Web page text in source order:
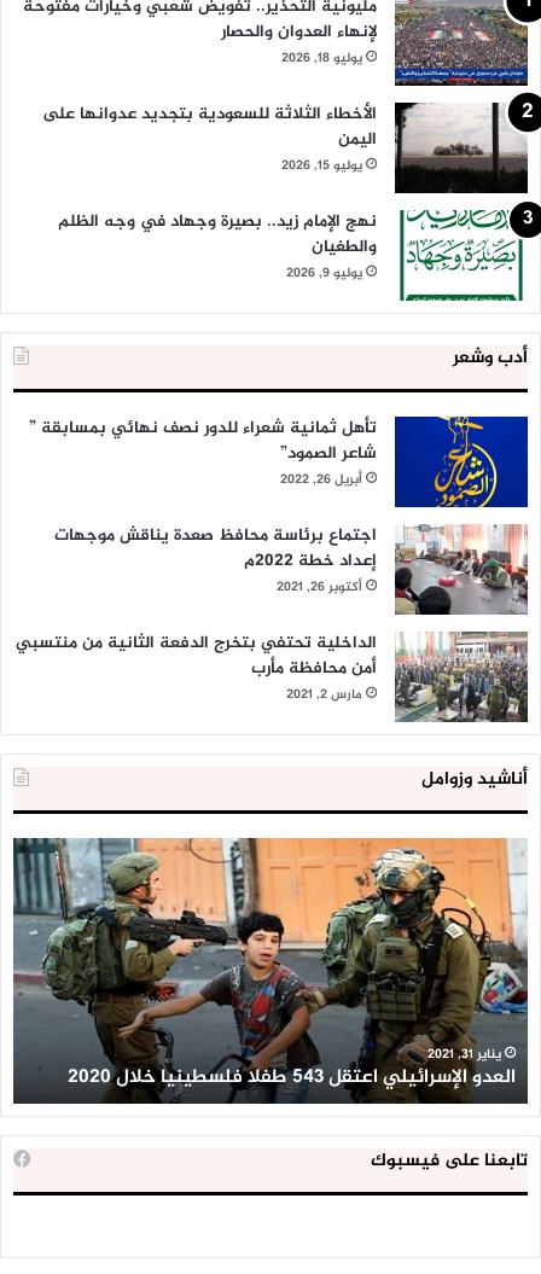
مليونية التحذير.. تفويض شعبي وخيارات مفتوحة
لإنهاء العدوان والحصار
يوليو 18, 2026
الأخطاء الثلاثة للسعودية بتجديد عدوانها على
اليمن
يوليو 15, 2026
نهج الإمام زيد.. بصيرة وجهاد في وجه الظلم
والطغيان
يوليو 9, 2026
أدب وشعر
تأهل ثمانية شعراء للدور نصف نهائي بمسابقة ”
شاعر الصمود”
أبريل 26, 2022
اجتماع برئاسة محافظ صعدة يناقش موجهات
إعداد خطة 2022م
أكتوبر 26, 2021
الداخلية تحتفي بتخرج الدفعة الثانية من منتسبي
أمن محافظة مأرب
مارس 2, 2021
أناشيد وزوامل
العدو
الإسرائيلي
اعتقل
543
طفلا
فلسطينيا
خلال
2020
يناير 31, 2021
العدو الإسرائيلي اعتقل 543 طفلا فلسطينيا خلال 2020
تابعنا على فيسبوك